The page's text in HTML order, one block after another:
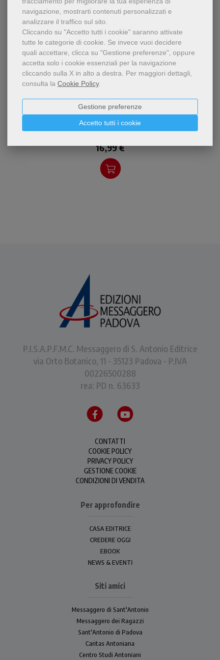
navigazione, mostrarti contenuti personalizzati e
analizzare il traffico sul sito.
Cliccando su "Accetto tutti i cookie" saranno attivate
tutte le categorie di cookie. Se invece vuoi decidere
quali accettare, clicca su "Gestione preferenze", oppure
accetta solo i cookie essenziali per la navigazione
cliccando sulla X in alto a destra. Per maggiori dettagli,
consulta la Cookie Policy.
Accetto tutti i cookie
Gestione preferenze
Il libro tratta un argomento
profondamente attuale:
una corrente di pensiero
francescano che, attraverso
Immaginari e povertà
Brigitte Poitrenaud-Lamesi
16,99 €
P.I.S.A.P.F.M.C. Messaggero di S. Antonio Editrice
via Orto Botanico, 11 - 35123 Padova - P.IVA
00226500288
rea: PD n. 63633
CONTATTI
COOKIE POLICY
PRIVACY POLICY
GESTIONE COOKIE
CONDIZIONI DI VENDITA
Per approfondire
CASA EDITRICE
CREDERE OGGI
EBOOK
NEWS & EVENTI
Siti amici
Messaggero di Sant'Antonio
Messaggero dei Ragazzi
Sant'Antonio di Padova
Caritas Antoniana
Centro Studi Antoniani